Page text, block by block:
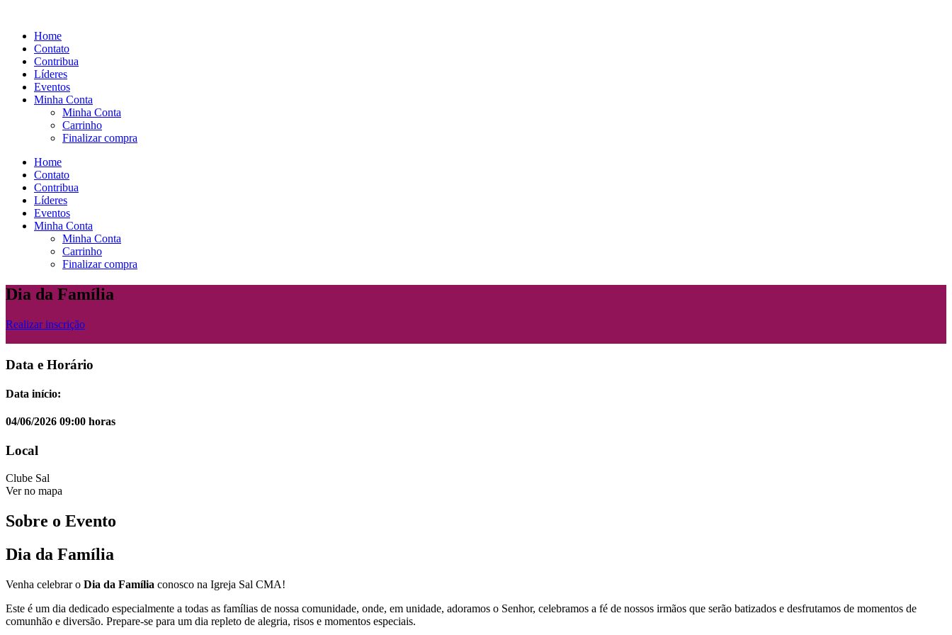
conteúdo
Home
Contato
Contribua
Líderes
Eventos
Minha Conta
Minha Conta
Carrinho
Finalizar compra
Home
Contato
Contribua
Líderes
Eventos
Minha Conta
Minha Conta
Carrinho
Finalizar compra
Dia da Família
Realizar inscrição
Data e Horário
Data início:
04/06/2026 09:00 horas
Local
Clube Sal
Ver no mapa
Sobre o Evento
Dia da Família
Venha celebrar o Dia da Família conosco na Igreja Sal CMA!
Este é um dia dedicado especialmente a todas as famílias de nossa comunidade, onde, em unidade, adoramos o Senhor, celebramos a fé de nossos irmãos que serão batizados e desfrutamos de momentos de
comunhão e diversão. Prepare-se para um dia repleto de alegria, risos e momentos especiais.